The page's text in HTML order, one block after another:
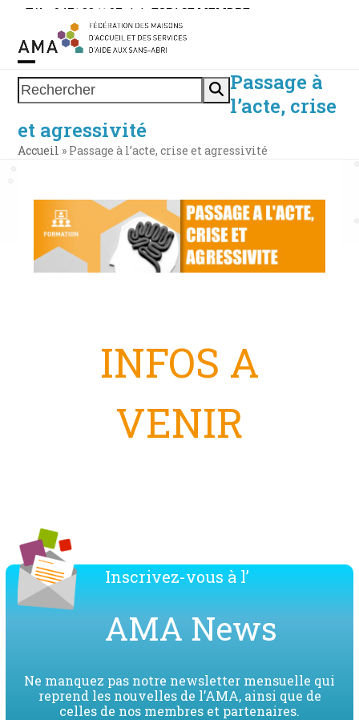
Skip
content
Tél. : 0471 38 11 37 | | ESPACE MEMBRE
Rechercher
Open
mobile
menu
Close
mobile
menu
Passage à
l’acte, crise
et agressivité
Accueil » Passage à l’acte, crise et agressivité
INFOS A
VENIR
Inscrivez-vous à l’
AMA News
Ne manquez pas notre newsletter mensuelle qui
reprend les nouvelles de l’AMA, ainsi que de
celles de nos membres et partenaires.